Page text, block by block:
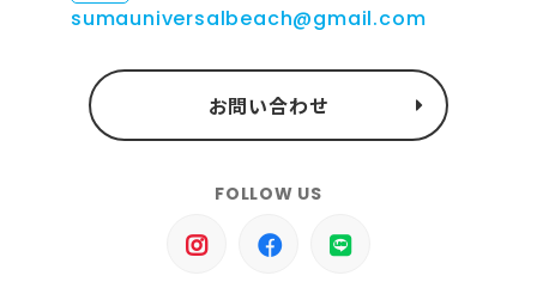
sumauniversalbeach@gmail.com
お問い合わせ
FOLLOW US